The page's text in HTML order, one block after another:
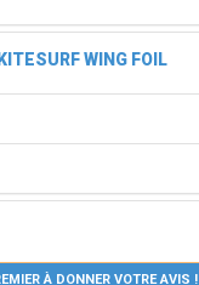
WING FOIL
À DONNER VOTRE AVIS !